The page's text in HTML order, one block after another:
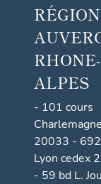
RÉGION
RHONE-
ALPES
- 101 cours
20033 -
Lyon cedex 2
- 59 bd L.